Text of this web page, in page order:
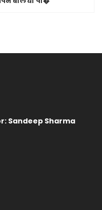
Sandeep Sharma